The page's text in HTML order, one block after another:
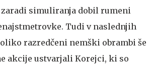
simuliranja dobil rumeni
Tudi v naslednjih
razredčeni nemški obrambi še
akcije ustvarjali Korejci, ki so